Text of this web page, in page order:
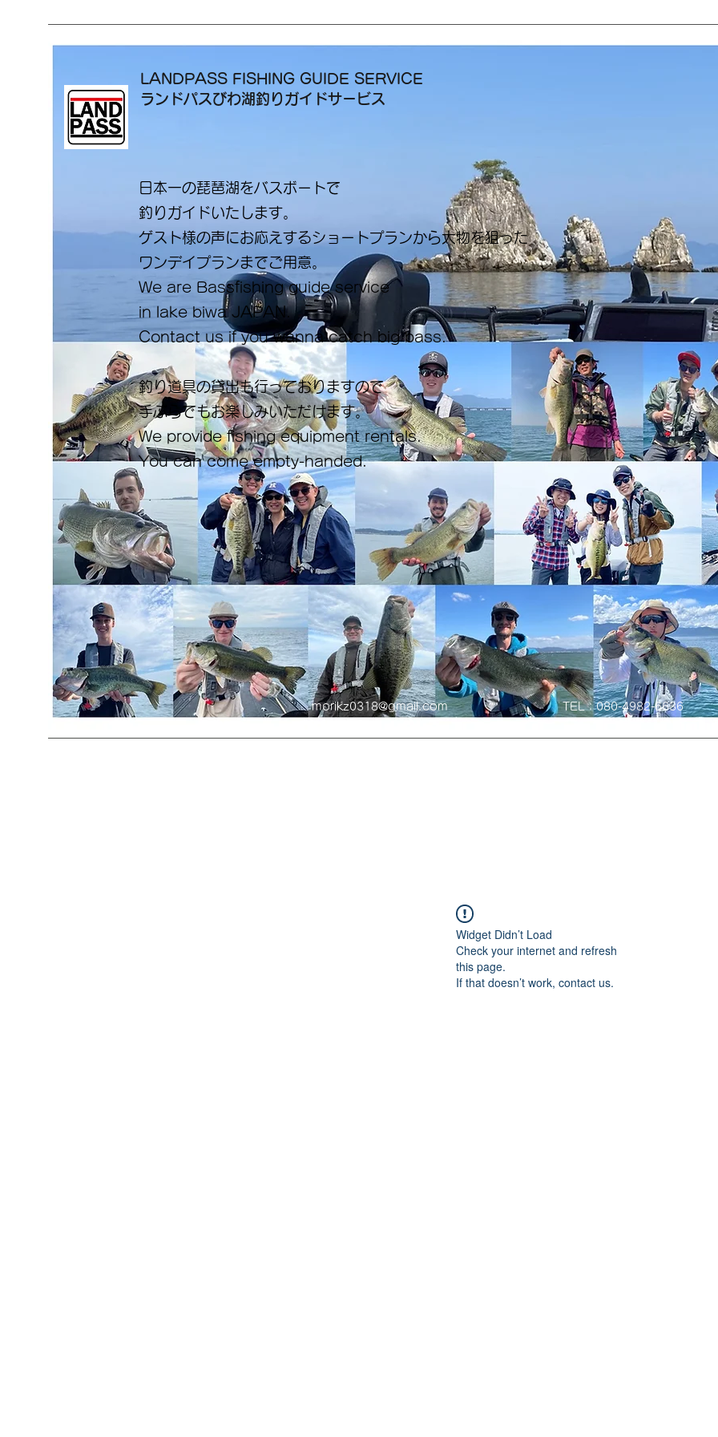
LANDPASS FISHING GUIDE SERVICE
ランドパスびわ湖釣りガイドサービス
日本一の琵琶湖をバスボートで
釣りガイドいたします。
​ゲスト様の声にお応えするショートプランから大物を狙った
ワンデイプランまでご用意。
​We are Bassfishing guide service
in lake biwa ​JAPAN.
Contact us if you wanna catch big bass.
釣り道具の貸出も行っておりますので
手ぶらでもお楽しみいただけます。
We provide fishing equipment rentals.
You can come empty-handed.
morikz0318@gmail.com TEL：080-4982-6636
Widget Didn’t Load
Check your internet and refresh
this page.
If that doesn’t work, contact us.